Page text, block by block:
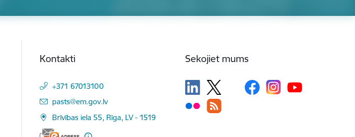
Kontakti
+371 67013100
E-pasts:
pasts@em.gov.lv
Brīvības iela 55, Rīga, LV - 1519
Sekojiet mums